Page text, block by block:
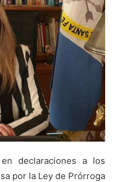
declaraciones a los
por la Ley de Prórroga